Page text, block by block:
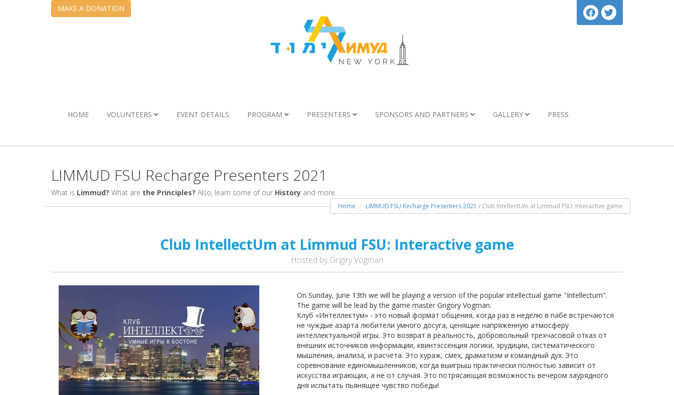
MAKE A DONATION
HOME VOLUNTEERS EVENT DETAILS PROGRAM PRESENTERS SPONSORS AND PARTNERS GALLERY PRESS
LIMMUD FSU Recharge Presenters 2021
What is Limmud? What are the Principles? Also, learn some of our History and more.
Home LIMMUD FSU Recharge Presenters 2021 / Club IntellectUm at Limmud FSU: Interactive game
Club IntellectUm at Limmud FSU: Interactive game
Hosted by Grigiry Vogman
On Sunday, June 13th we will be playing a version of the popular intellectual game "Intellectum".
The game will be lead by the game master Grigory Vogman.
Клуб «Интеллектум» - это новый формат общения, когда раз в неделю в пабе встречаются
не чуждые азарта любители умного досуга, ценящие напряженную атмосферу
интеллектуальной игры. Это возврат в реальность, добровольный трехчасовой отказ от
внешних источников информации, квинтэссенция логики, эрудиции, систематического
мышления, анализа, и расчёта. Это кураж, смех, драматизм и командный дух. Это
соревнование единомышленников, когда выигрыш практически полностью зависит от
искусства играющих, а не от случая. Это потрясающая возможность вечером заурядного
дня испытать пьянящее чувство победы!